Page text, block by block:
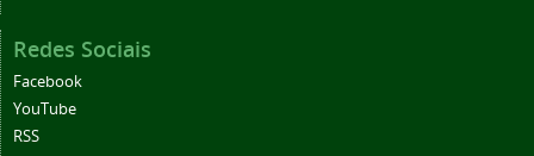
Redes Sociais
Facebook
YouTube
RSS